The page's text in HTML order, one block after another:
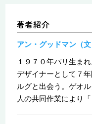
アン・グッドマン（文
１９７０年パリ生ま
デザイナーとして７
ルグと出会う。ゲオ
人の共同作業により